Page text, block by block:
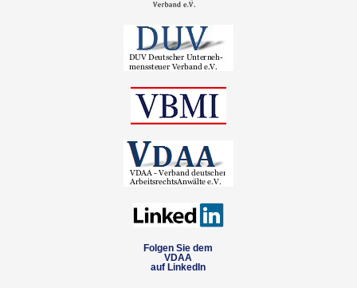
Folgen Sie dem
VDAA
auf LinkedIn